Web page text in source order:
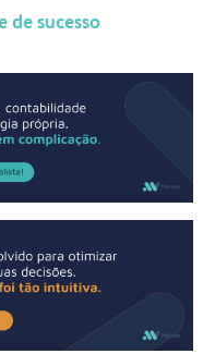
de sucesso